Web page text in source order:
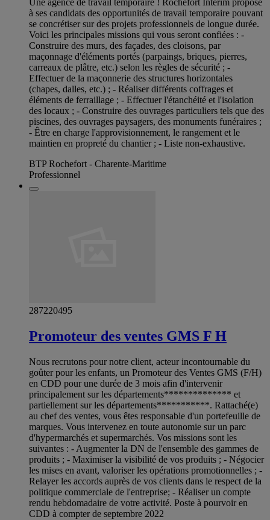
Une agence de travail temporaire ! Rochefort Intérim propose
à ses candidats des opportunités de travail temporaire pouvant
se concrétiser sur des projets professionnels de longue durée.
Voici les principales missions qui vous seront confiées : -
Construire des murs, des façades, des cloisons, par
maçonnage d'éléments portés (parpaings, briques, pierres,
carreaux de plâtre, etc.) selon les règles de sécurité ; -
Effectuer de la maçonnerie des structures horizontales
(chapes, dalles, etc.) ; - Réaliser différents coffrages et
éléments de ferraillage ; - Effectuer l'étanchéité et l'isolation
des locaux ; - Construire des ouvrages particuliers tels que des
piscines, des ouvrages paysagers, des monuments funéraires ;
- Être en charge l'approvisionnement, le rangement et le
maintien en propreté du chantier ; - Liste non-exhaustive.
BTP Rochefort - Charente-Maritime
Professionnel
287220495
Promoteur des ventes GMS F H
Nous recrutons pour notre client, acteur incontournable du
goûter pour les enfants, un Promoteur des Ventes GMS (F/H)
en CDD pour une durée de 3 mois afin d'intervenir
principalement sur les départements************** et
partiellement sur les départements***********. Rattaché(e)
au chef des ventes, vous êtes responsable d'un portefeuille de
marques. Vous intervenez en toute autonomie sur un parc
d'hypermarchés et supermarchés. Vos missions sont les
suivantes : - Augmenter la DN de l'ensemble des gammes de
produits ; - Maximiser la visibilité de vos produits ; - Négocier
les mises en avant, valoriser les opérations promotionnelles ; -
Relayer les accords auprès de vos clients dans le respect de la
politique commerciale de l'entreprise; - Réaliser un compte
rendu hebdomadaire de votre activité. Poste à pourvoir en
CDD à compter de septembre 2022